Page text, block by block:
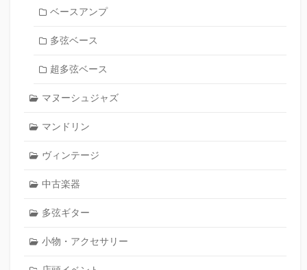
ベースアンプ
多弦ベース
超多弦ベース
マヌーシュジャズ
マンドリン
ヴィンテージ
中古楽器
多弦ギター
小物・アクセサリー